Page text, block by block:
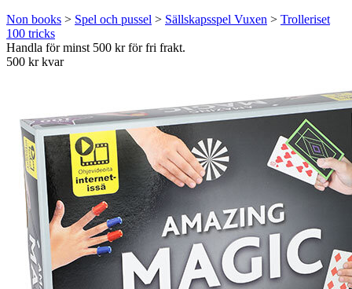
Non books > Spel och pussel > Sällskapsspel Vuxen > Trolleriset
100 tricks
Handla för minst 500 kr för fri frakt.
500 kr kvar